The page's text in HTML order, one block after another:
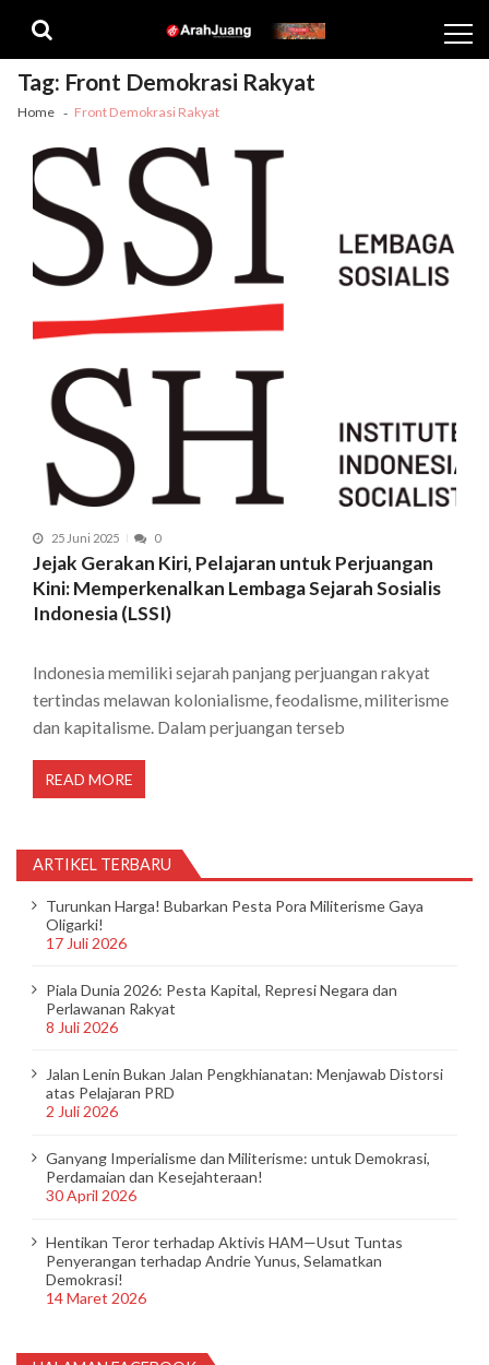
navigation
content
Tag: Front Demokrasi Rakyat
Home Front Demokrasi Rakyat
25 Juni 2025 0
Jejak Gerakan Kiri, Pelajaran untuk Perjuangan
Kini: Memperkenalkan Lembaga Sejarah Sosialis
Indonesia (LSSI)
Indonesia memiliki sejarah panjang perjuangan rakyat
tertindas melawan kolonialisme, feodalisme, militerisme
dan kapitalisme. Dalam perjuangan terseb
READ MORE
ARTIKEL TERBARU
Turunkan Harga! Bubarkan Pesta Pora Militerisme Gaya
Oligarki!
17 Juli 2026
Piala Dunia 2026: Pesta Kapital, Represi Negara dan
Perlawanan Rakyat
8 Juli 2026
Jalan Lenin Bukan Jalan Pengkhianatan: Menjawab Distorsi
atas Pelajaran PRD
2 Juli 2026
Ganyang Imperialisme dan Militerisme: untuk Demokrasi,
Perdamaian dan Kesejahteraan!
30 April 2026
Hentikan Teror terhadap Aktivis HAM—Usut Tuntas
Penyerangan terhadap Andrie Yunus, Selamatkan
Demokrasi!
14 Maret 2026